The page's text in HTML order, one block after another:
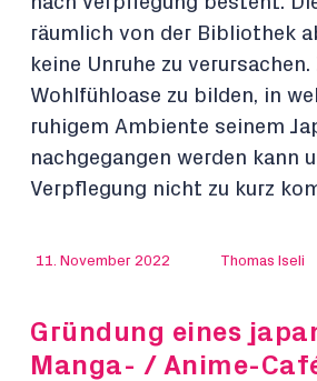
räumlich von der Bibliothek
keine Unruhe zu
Wohlfühloase zu bilden, in
ruhigem Ambiente seinem
nachgegangen werden kann
Verpflegung nicht zu kurz
11. November 2022 Thomas Iseli
Gründung eines
Manga- / Anime-